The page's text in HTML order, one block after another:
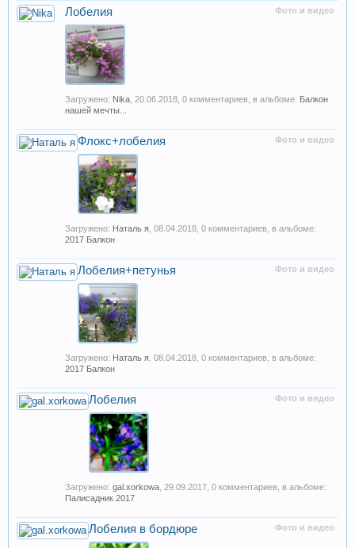
Фото и видео
Лобелия
Загружено: Nika 20.06.2018 , 0 комментариев, в альбоме: Балкон
нашей мечты...
Фото и видео
Флокс+лобелия
Загружено: Наталь я 08.04.2018 , 0 комментариев, в альбоме:
2017 Балкон
Фото и видео
Лобелия+петунья
Загружено: Наталь я 08.04.2018 , 0 комментариев, в альбоме:
2017 Балкон
Фото и видео
Лобелия
Загружено: gal.xorkowa 29.09.2017 , 0 комментариев, в альбоме:
Палисадник 2017
Фото и видео
Лобелия в бордюре